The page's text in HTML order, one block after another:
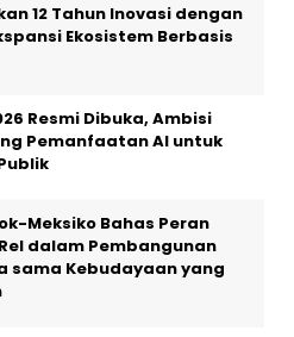
12 Tahun Inovasi dengan
Ekosistem Berbasis
Resmi Dibuka, Ambisi
Pemanfaatan AI untuk
Meksiko Bahas Peran
dalam Pembangunan
sama Kebudayaan yang